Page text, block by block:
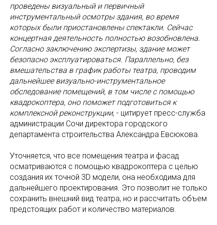
проведены визуальный и первичный
инструментальный осмотры здания, во время
которых были приостановлены спектакли. Сейчас
концертная деятельность полностью возобновлена.
Согласно заключению экспертизы, здание может
безопасно эксплуатироваться. Параллельно, без
вмешательства в график работы театра, проводим
дальнейшее визуально-инструментальное
обследование помещений, в том числе с помощью
квадрокоптера, оно поможет подготовиться к
комплексной реконструкции, - цитирует пресс-служба
администрации Сочи директора городского
департамента строительства Александра Евсюкова.
Уточняется, что все помещения театра и фасад
осматриваются с помощью квадрокоптера с целью
создания их точной 3D модели, она необходима для
дальнейшего проектирования. Это позволит не только
сохранить внешний вид театра, но и рассчитать объем
предстоящих работ и количество материалов.